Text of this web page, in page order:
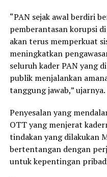
“PAN sejak awal berdiri
pemberantasan korupsi
akan terus memperkuat
meningkatkan
seluruh kader PAN yang
publik menjalankan
tanggung jawab,” ujarnya.
Penyesalan yang
OTT yang menjerat
tindakan yang dilakukan
bertentangan dengan
untuk kepentingan